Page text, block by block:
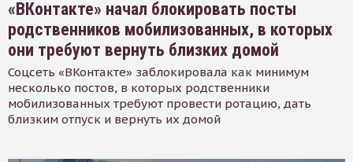
«ВКонтакте» начал блокировать посты
родственников мобилизованных, в которых
они требуют вернуть близких домой
Соцсеть «ВКонтакте» заблокировала как минимум
несколько постов, в которых родственники
мобилизованных требуют провести ротацию, дать
близким отпуск и вернуть их домой